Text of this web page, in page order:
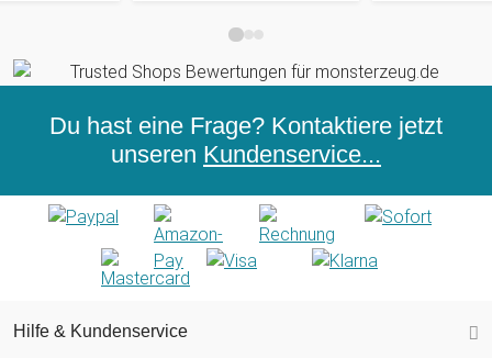
Du hast eine Frage? Kontaktiere jetzt
unseren Kundenservice...
Hilfe & Kundenservice